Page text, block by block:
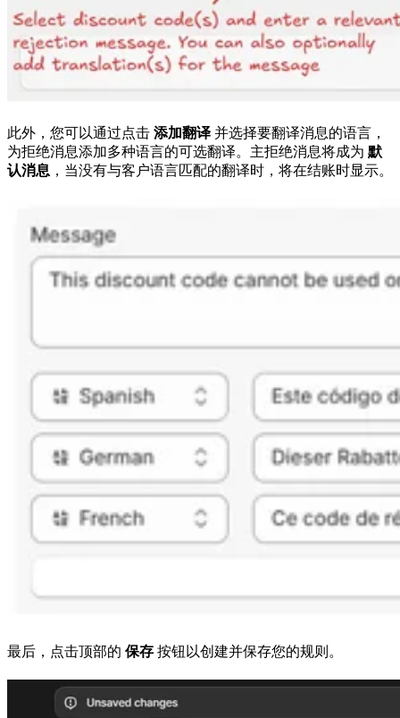
此外，您可以通过点击 添加翻译 并选择要翻译消息的语言，
为拒绝消息添加多种语言的可选翻译。主拒绝消息将成为 默
认消息 ，当没有与客户语言匹配的翻译时，将在结账时显示。
最后，点击顶部的 保存 按钮以创建并保存您的规则。